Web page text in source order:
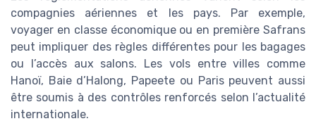
compagnies aériennes et les pays. Par exemple,
voyager en classe économique ou en première Safrans
peut impliquer des règles différentes pour les bagages
ou l’accès aux salons. Les vols entre villes comme
Hanoï, Baie d’Halong, Papeete ou Paris peuvent aussi
être soumis à des contrôles renforcés selon l’actualité
internationale.